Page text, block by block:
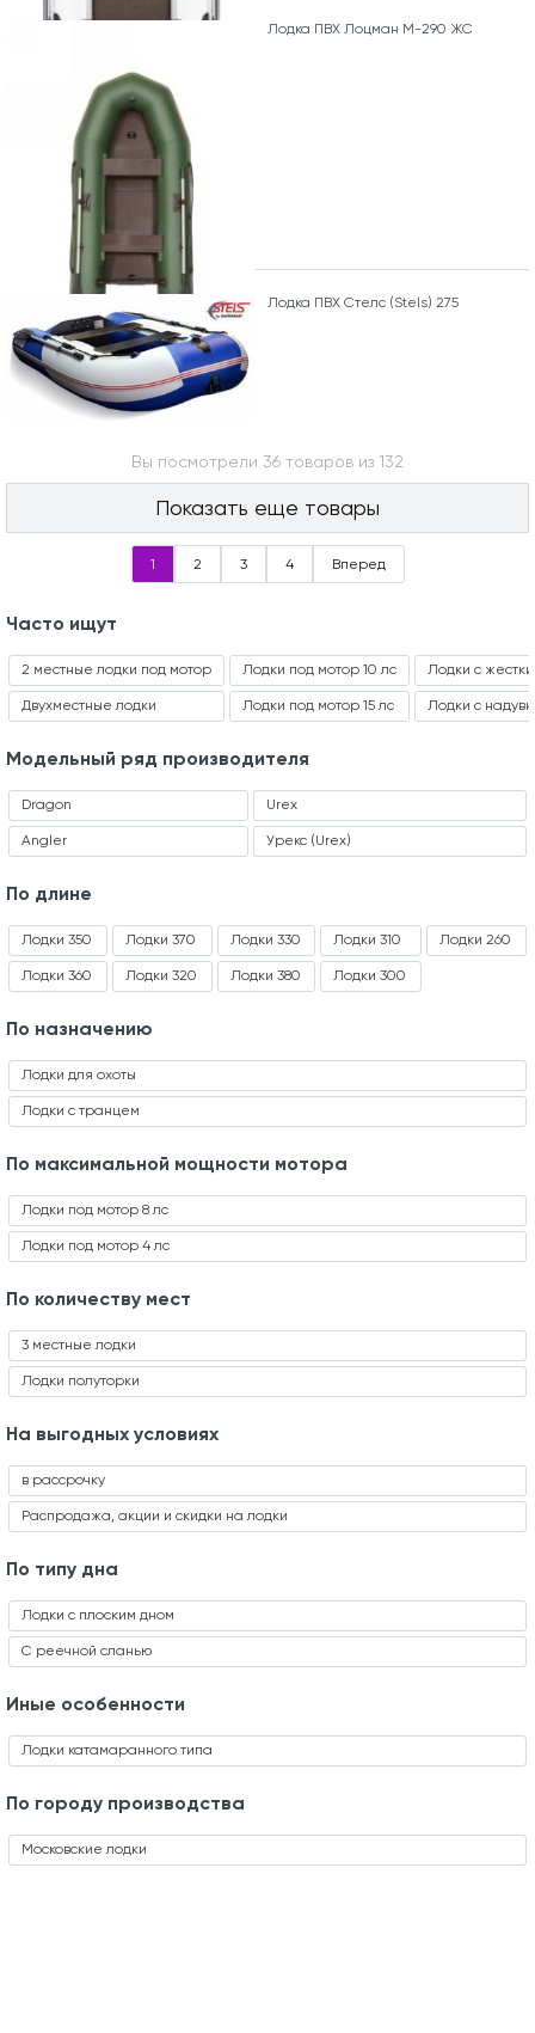
Лодка ПВХ Лоцман М-290 ЖС
Лодка ПВХ Стелс (Stels) 275
Вы посмотрели 36 товаров из 132
Показать еще товары
1 2 3 4 Вперед
Часто ищут
2 местные лодки под мотор
Двухместные лодки
Лодки под мотор 10 лс
Лодки под мотор 15 лс
Лодки с
Лодки с
Модельный ряд производителя
Dragon
Angler
Urex
Урекс (Urex)
По длине
Лодки 350
Лодки 360
Лодки 370
Лодки 320
Лодки 330
Лодки 380
Лодки 310
Лодки 300
Лодки 260
По назначению
Лодки для охоты
Лодки с транцем
По максимальной мощности мотора
Лодки под мотор 8 лс
Лодки под мотор 4 лс
По количеству мест
3 местные лодки
Лодки полуторки
На выгодных условиях
в рассрочку
Распродажа, акции и скидки на лодки
По типу дна
Лодки с плоским дном
С реечной сланью
Иные особенности
Лодки катамаранного типа
По городу производства
Московские лодки